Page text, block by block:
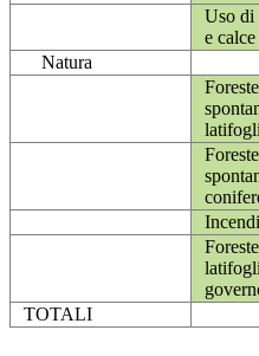
Uso di
e
Natura
Foreste
Foreste
TOTALI